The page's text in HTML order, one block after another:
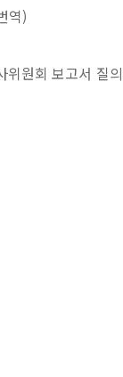
역)
원회 보고서 질의